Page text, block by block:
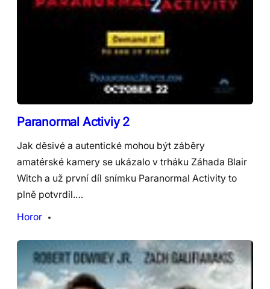
Paranormal Activiy 2
Jak děsivé a autentické mohou být záběry
amatérské kamery se ukázalo v trháku Záhada Blair
Witch a už první díl snímku Paranormal Activity to
plně potvrdil.…
Horor